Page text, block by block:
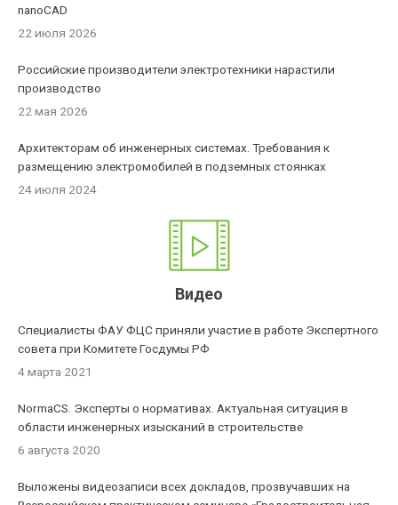
nanoCAD
22 июля 2026
Российские производители электротехники нарастили
производство
22 мая 2026
Архитекторам об инженерных системах. Требования к
размещению электромобилей в подземных стоянках
24 июля 2024
Видео
Специалисты ФАУ ФЦС приняли участие в работе Экспертного
совета при Комитете Госдумы РФ
4 марта 2021
NormaCS. Эксперты о нормативах. Актуальная ситуация в
области инженерных изысканий в строительстве
6 августа 2020
Выложены видеозаписи всех докладов, прозвучавших на